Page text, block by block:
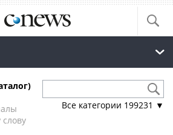
Все категории 199231 ▼